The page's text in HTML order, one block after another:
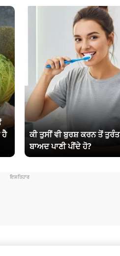
ਹੈ
ਕੀ ਤੁਸੀਂ ਵੀ ਬੁਰਸ਼ ਕਰਨ ਤੋਂ ਤੁਰੰਤ
ਬਾਅਦ ਪਾਣੀ ਪੀਂਦੇ ਹੋ?